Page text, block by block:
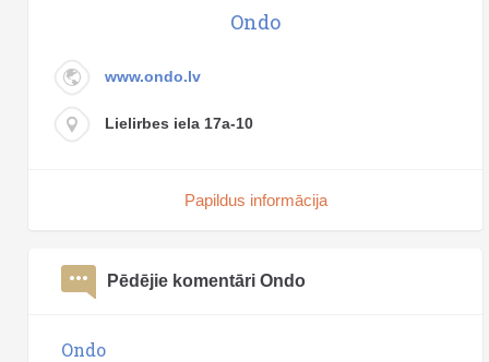
Ondo
www.ondo.lv
Lielirbes iela 17a-10
Papildus informācija
Pēdējie komentāri Ondo
Ondo